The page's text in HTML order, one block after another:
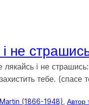
не
і не
тебе. (спасе
(1866-1948) Автор